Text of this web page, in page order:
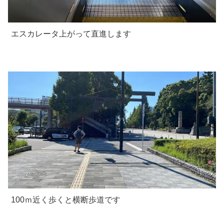
エスカレータ上がって直進します
100ｍ近く歩くと横断歩道です